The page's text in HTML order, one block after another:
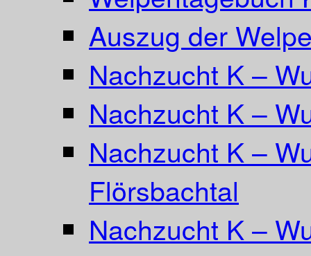
Auszug der
Nachzucht K –
Nachzucht K –
Nachzucht K –
Flörsbachtal
Nachzucht K –